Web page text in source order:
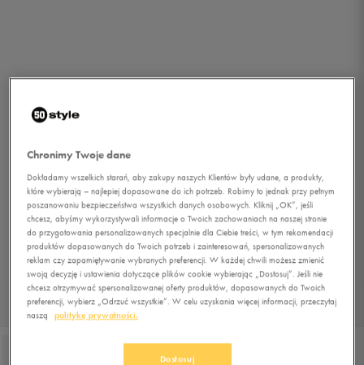
1/2
Chronimy Twoje dane
Dokładamy wszelkich starań, aby zakupy naszych Klientów były udane, a produkty,
które wybierają – najlepiej dopasowane do ich potrzeb. Robimy to jednak przy pełnym
poszanowaniu bezpieczeństwa wszystkich danych osobowych. Kliknij „OK”, jeśli
chcesz, abyśmy wykorzystywali informacje o Twoich zachowaniach na naszej stronie
do przygotowania personalizowanych specjalnie dla Ciebie treści, w tym rekomendacji
produktów dopasowanych do Twoich potrzeb i zainteresowań, spersonalizowanych
reklam czy zapamiętywanie wybranych preferencji. W każdej chwili możesz zmienić
swoją decyzję i ustawienia dotyczące plików cookie wybierając „Dostosuj”. Jeśli nie
chcesz otrzymywać spersonalizowanej oferty produktów, dopasowanych do Twoich
preferencji, wybierz „Odrzuć wszystkie”. W celu uzyskania więcej informacji, przeczytaj
naszą
politykę prywatności.
Dostosuj